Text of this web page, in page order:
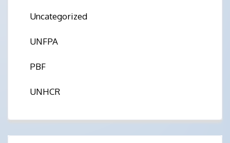
Uncategorized
UNFPA
PBF
UNHCR